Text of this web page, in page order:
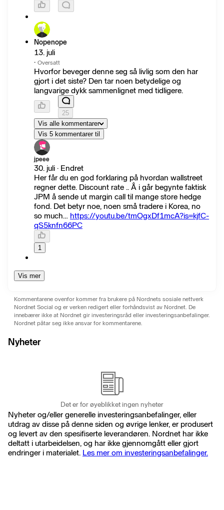
Nopenope
13. juli
· Oversatt
Hvorfor beveger denne seg så livlig som den har
gjort i det siste? Den tar noen betydelige og
langvarige dykk sammenlignet med tidligere.
25
Vis alle kommentarer
Vis 5 kommentarer til
jpeee
30. juli · Endret
Her får du en god forklaring på hvordan wallstreet
regner dette. Discount rate .. Å i går begynte faktisk
JPM å sende ut margin call til mange store hedge
fond. Det betyr noe, noen små tradere i Korea, no
so much… https://youtu.be/tmOgxDf1mcA?is=kjfC-
qS5knfn66PC
1
Vis mer
Kommentarene ovenfor kommer fra brukere på Nordnets sosiale nettverk
Nordnet Social og er verken redigert eller forhåndsvist av Nordnet. De
innebærer ikke at Nordnet gir investeringsråd eller investeringsanbefalinger.
Nordnet påtar seg ikke ansvar for kommentarene.
Nyheter
Det er for øyeblikket ingen nyheter
Nyheter og/eller generelle investeringsanbefalinger, eller
utdrag av disse på denne siden og øvrige lenker, er produsert
og levert av den spesifiserte leverandøren. Nordnet har ikke
deltatt i utarbeidelsen, og har ikke gjennomgått eller gjort
endringer i materialet. Les mer om investeringsanbefalinger.